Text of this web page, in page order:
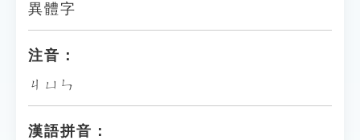
異體字
注音：
ㄐㄩㄣ
漢語拼音：